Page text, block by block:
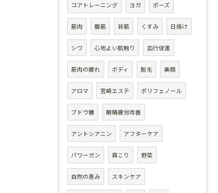
コアトレーニング ヨガ ポーズ
筋肉 腹筋 背筋 くすみ 日焼け
シワ 心地よい肌触り 血行促進
筋肉の疲れ ボディ 脱毛 美顔
アロマ 宮崎エステ ポリフェノール
ブドウ糖 眼精疲労改善
アントシアニン アフターケア
パワーガン 肩こり 野菜
自然の恵み スキンケア